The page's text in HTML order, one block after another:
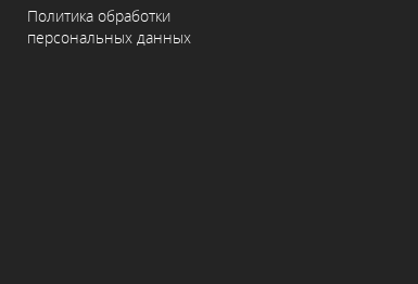
Политика обработки
персональных данных